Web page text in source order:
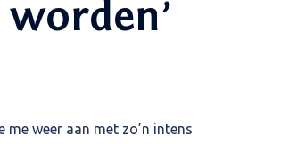
weer aan met zo’n intens